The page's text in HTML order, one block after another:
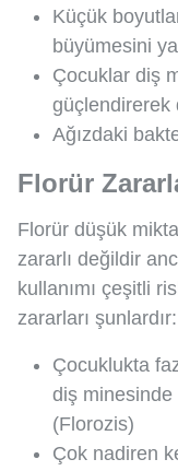
Küçük
büyümesini
Çocuklar diş
güçlendirerek
Ağızdaki
Florür
Florür düşük
zararlı değildir
kullanımı çeşitli
zararları şunlardır:
Çocuklukta
diş
(Florozis)
Çok nadiren